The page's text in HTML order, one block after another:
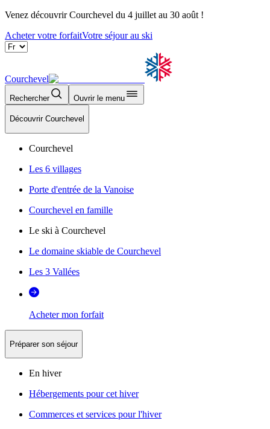
Venez découvrir Courchevel du 4 juillet au 30 août !
Acheter votre forfaitVotre séjour au ski
Courchevel
Rechercher Ouvrir le menu
Découvrir Courchevel
Courchevel
Les 6 villages
Porte d'entrée de la Vanoise
Courchevel en famille
Le ski à Courchevel
Le domaine skiable de Courchevel
Les 3 Vallées
Acheter mon forfait
Préparer son séjour
En hiver
Hébergements pour cet hiver
Commerces et services pour l'hiver